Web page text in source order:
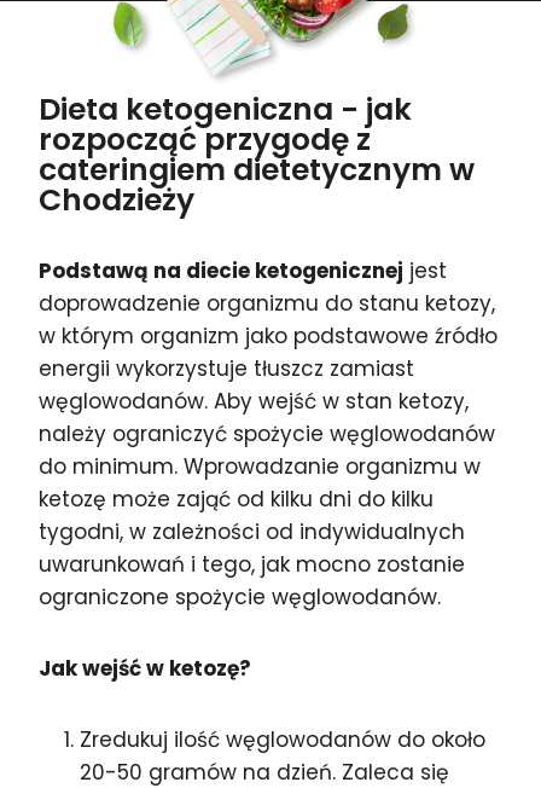
Dieta ketogeniczna - jak
rozpocząć przygodę z
cateringiem dietetycznym w
Chodzieży
Podstawą na diecie ketogenicznej jest
doprowadzenie organizmu do stanu ketozy,
w którym organizm jako podstawowe źródło
energii wykorzystuje tłuszcz zamiast
węglowodanów. Aby wejść w stan ketozy,
należy ograniczyć spożycie węglowodanów
do minimum. Wprowadzanie organizmu w
ketozę może zająć od kilku dni do kilku
tygodni, w zależności od indywidualnych
uwarunkowań i tego, jak mocno zostanie
ograniczone spożycie węglowodanów.
Jak wejść w ketozę?
Zredukuj ilość węglowodanów do około
20-50 gramów na dzień. Zaleca się